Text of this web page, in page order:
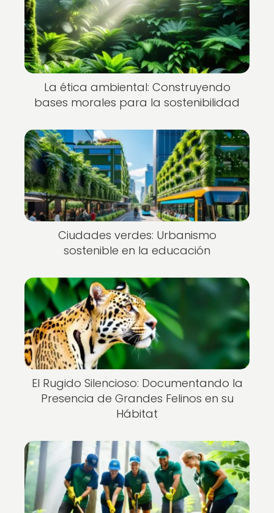
La ética ambiental: Construyendo
bases morales para la sostenibilidad
Ciudades verdes: Urbanismo
sostenible en la educación
El Rugido Silencioso: Documentando la
Presencia de Grandes Felinos en su
Hábitat